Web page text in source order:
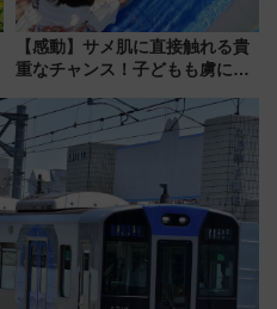
【感動】サメ肌に直接触れる貴
重なチャンス！子どもも虜にな
メのタッチングプール」【夏休
み限定企画】